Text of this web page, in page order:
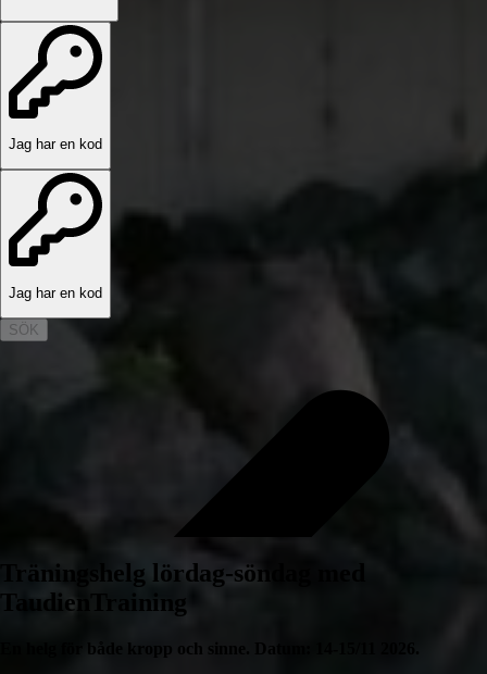
Jag har en kod
Jag har en kod
SÖK
Träningshelg lördag-söndag med
TaudienTraining
En helg för både kropp och sinne. Datum: 14-15/11 2026.